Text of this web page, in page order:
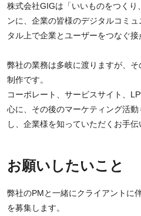
株式会社GIGは「いいものをつくり
ンに、企業の皆様のデジタルコミ
タル上で企業とユーザーをつなぐ接
弊社の業務は多岐に渡りますが、
制作です。
コーポレート、サービスサイト、
心に、その後のマーケティング活
し、企業様を知っていただくお手伝
お願いしたいこと
弊社のPMと一緒にクライアントに
を募集します。